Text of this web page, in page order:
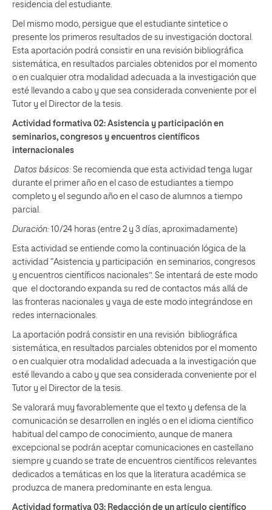
residencia del estudiante.
Del mismo modo, persigue que el estudiante sintetice o
presente los primeros resultados de su investigación doctoral.
Esta aportación podrá consistir en una revisión bibliográfica
sistemática, en resultados parciales obtenidos por el momento
o en cualquier otra modalidad adecuada a la investigación que
esté llevando a cabo y que sea considerada conveniente por el
Tutor y el Director de la tesis.
Actividad formativa 02: Asistencia y participación en
seminarios, congresos y encuentros científicos
internacionales
Datos básicos: Se recomienda que esta actividad tenga lugar
durante el primer año en el caso de estudiantes a tiempo
completo y el segundo año en el caso de alumnos a tiempo
parcial.
Duración: 10/24 horas (entre 2 y 3 días, aproximadamente)
Esta actividad se entiende como la continuación lógica de la
actividad “Asistencia y participación en seminarios, congresos
y encuentros científicos nacionales”. Se intentará de este modo
que el doctorando expanda su red de contactos más allá de
las fronteras nacionales y vaya de este modo integrándose en
redes internacionales.
La aportación podrá consistir en una revisión bibliográfica
sistemática, en resultados parciales obtenidos por el momento
o en cualquier otra modalidad adecuada a la investigación que
esté llevando a cabo y que sea considerada conveniente por el
Tutor y el Director de la tesis.
Se valorará muy favorablemente que el texto y defensa de la
comunicación se desarrollen en inglés o en el idioma científico
habitual del campo de conocimiento, aunque de manera
excepcional se podrán aceptar comunicaciones en castellano
siempre y cuando se trate de encuentros científicos relevantes
dedicados a temáticas en los que la literatura académica se
produzca de manera predominante en esta lengua.
Actividad formativa 03: Redacción de un artículo científico